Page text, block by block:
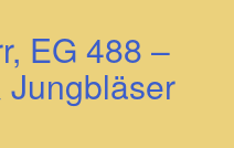
EG 488 –
Jungbläser